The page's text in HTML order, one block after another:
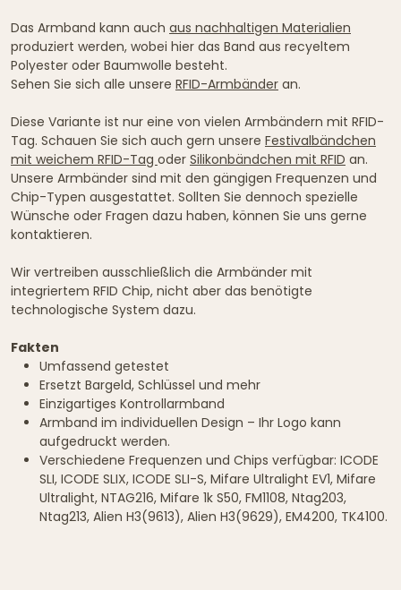
Das Armband kann auch aus nachhaltigen Materialien
produziert werden, wobei hier das Band aus recyeltem
Polyester oder Baumwolle besteht.
Sehen Sie sich alle unsere RFID-Armbänder an.
Diese Variante ist nur eine von vielen Armbändern mit RFID-
Tag. Schauen Sie sich auch gern unsere Festivalbändchen
mit weichem RFID-Tag oder Silikonbändchen mit RFID an.
Unsere Armbänder sind mit den gängigen Frequenzen und
Chip-Typen ausgestattet. Sollten Sie dennoch spezielle
Wünsche oder Fragen dazu haben, können Sie uns gerne
kontaktieren.
Wir vertreiben ausschließlich die Armbänder mit
integriertem RFID Chip, nicht aber das benötigte
technologische System dazu.
Fakten
Umfassend getestet
Ersetzt Bargeld, Schlüssel und mehr
Einzigartiges Kontrollarmband
Armband im individuellen Design – Ihr Logo kann
aufgedruckt werden.
Verschiedene Frequenzen und Chips verfügbar: ICODE
SLI, ICODE SLIX, ICODE SLI-S, Mifare Ultralight EV1, Mifare
Ultralight, NTAG216, Mifare 1k S50, FM1108, Ntag203,
Ntag213, Alien H3(9613), Alien H3(9629), EM4200, TK4100.